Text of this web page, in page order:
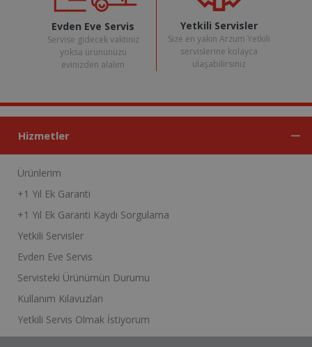
Evden Eve Servis
Servise gidecek vaktiniz
yoksa ürününüzü
evinizden alalım
Yetkili Servisler
Size en yakın Arzum Yetkili
servislerine kolayca
ulaşabilirsiniz
Hizmetler
Ürünlerim
+1 Yıl Ek Garanti
+1 Yıl Ek Garanti Kaydı Sorgulama
Yetkili Servisler
Evden Eve Servis
Servisteki Ürünümün Durumu
Kullanım Kılavuzları
Yetkili Servis Olmak İstiyorum